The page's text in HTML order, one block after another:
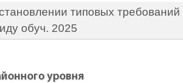
типовых требований
обуч. 2025
уровня